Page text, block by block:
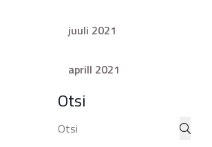
juuli 2021
aprill 2021
Otsi